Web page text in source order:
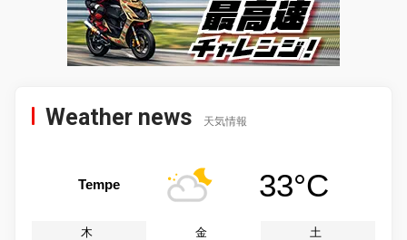
Weather news 天気情報
Tempe 33°C
木 金 土